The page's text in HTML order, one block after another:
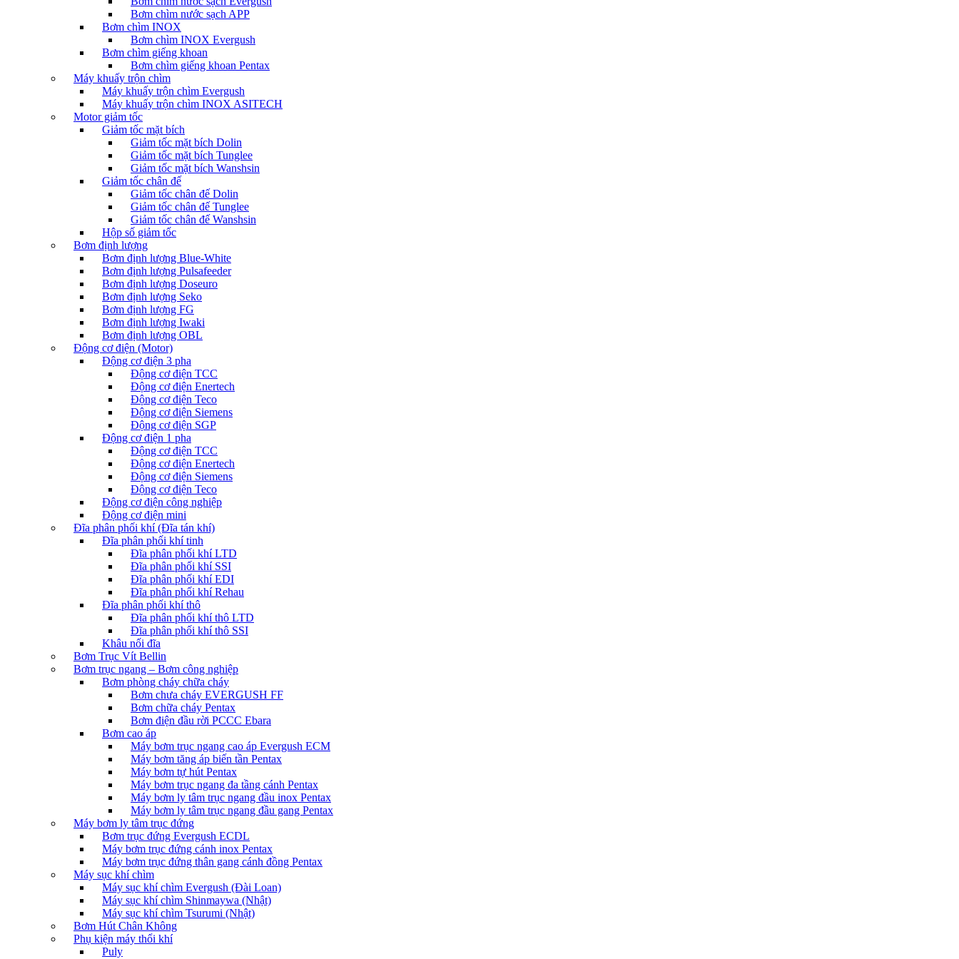
Bơm chìm nước sạch APP
Bơm chìm INOX
Bơm chìm INOX Evergush
Bơm chìm giếng khoan
Bơm chìm giếng khoan Pentax
Máy khuấy trộn chìm
Máy khuấy trộn chìm Evergush
Máy khuấy trộn chìm INOX ASITECH
Motor giảm tốc
Giảm tốc mặt bích
Giảm tốc mặt bích Dolin
Giảm tốc mặt bích Tunglee
Giảm tốc mặt bích Wanshsin
Giảm tốc chân đế
Giảm tốc chân đế Dolin
Giảm tốc chân đế Tunglee
Giảm tốc chân đế Wanshsin
Hộp số giảm tốc
Bơm định lượng
Bơm định lượng Blue-White
Bơm định lượng Pulsafeeder
Bơm định lượng Doseuro
Bơm định lượng Seko
Bơm định lượng FG
Bơm định lượng Iwaki
Bơm định lượng OBL
Động cơ điện (Motor)
Động cơ điện 3 pha
Động cơ điện TCC
Động cơ điện Enertech
Động cơ điện Teco
Động cơ điện Siemens
Động cơ điện SGP
Động cơ điện 1 pha
Động cơ điện TCC
Động cơ điện Enertech
Động cơ điện Siemens
Động cơ điện Teco
Động cơ điện công nghiệp
Động cơ điện mini
Đĩa phân phối khí (Đĩa tán khí)
Đĩa phân phối khí tinh
Đĩa phân phối khí LTD
Đĩa phân phối khí SSI
Đĩa phân phối khí EDI
Đĩa phân phối khí Rehau
Đĩa phân phối khí thô
Đĩa phân phối khí thô LTD
Đĩa phân phối khí thô SSI
Khâu nối đĩa
Bơm Trục Vít Bellin
Bơm trục ngang – Bơm công nghiệp
Bơm phòng cháy chữa cháy
Bơm chưa cháy EVERGUSH FF
Bơm chữa cháy Pentax
Bơm điện đầu rời PCCC Ebara
Bơm cao áp
Máy bơm trục ngang cao áp Evergush ECM
Máy bơm tăng áp biến tần Pentax
Máy bơm tự hút Pentax
Máy bơm trục ngang đa tầng cánh Pentax
Máy bơm ly tâm trục ngang đầu inox Pentax
Máy bơm ly tâm trục ngang đầu gang Pentax
Máy bơm ly tâm trục đứng
Bơm trục đứng Evergush ECDL
Máy bơm trục đứng cánh inox Pentax
Máy bơm trục đứng thân gang cánh đồng Pentax
Máy sục khí chìm
Máy sục khí chìm Evergush (Đài Loan)
Máy sục khí chìm Shinmaywa (Nhật)
Máy sục khí chìm Tsurumi (Nhật)
Bơm Hút Chân Không
Phụ kiện máy thổi khí
Puly